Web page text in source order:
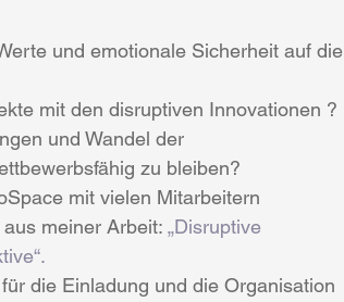
und emotionale Sicherheit auf die
mit den disruptiven Innovationen ?
und Wandel der
zu bleiben?
mit vielen Mitarbeitern
meiner Arbeit: „Disruptive
die Einladung und die Organisation